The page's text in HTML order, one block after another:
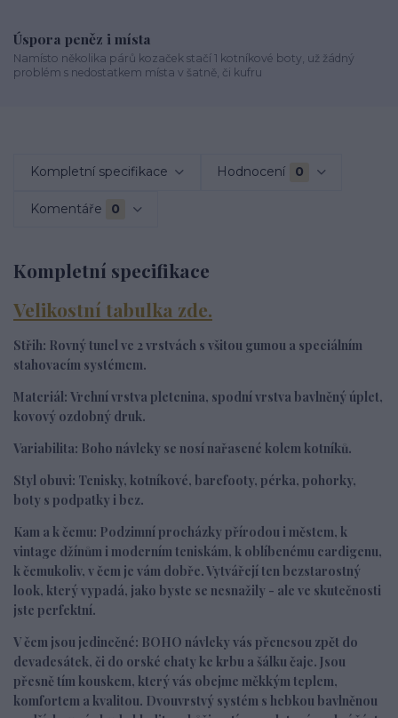
Úspora peněz i místa
Namísto několika párů kozaček stačí 1 kotníkové boty, už žádný
problém s nedostatkem místa v šatně, či kufru
Kompletní specifikace Hodnocení 0
Komentáře 0
Kompletní specifikace
Velikostní tabulka zde.
Střih: Rovný tunel ve 2 vrstvách s všitou gumou a speciálním
stahovacím systémem.
Materiál: Vrchní vrstva pletenina, spodní vrstva bavlněný úplet,
kovový ozdobný druk.
Variabilita: Boho návleky se nosí nařasené kolem kotníků.
Styl obuvi: Tenisky, kotníkové, barefooty, pérka, pohorky,
boty s podpatky i bez.
Kam a k čemu: Podzimní procházky přírodou i městem, k
vintage džínům i moderním teniskám, k oblíbenému cardigenu,
k čemukoliv, v čem je vám dobře. Vytvářejí ten bezstarostný
look, který vypadá, jako byste se nesnažily - ale ve skutečnosti
jste perfektní.
V čem jsou jedinečné: BOHO návleky vás přenesou zpět do
devadesátek, či do orské chaty ke krbu a šálku čaje. Jsou
přesně tím kouskem, který vás obejme měkkým teplem,
komfortem a kvalitou. Dvouvrstvý systém s hebkou bavlněnou